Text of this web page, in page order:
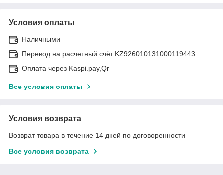
Условия оплаты
Наличными
Перевод на расчетный счёт KZ926010131000119443
Оплата через Kaspi.pay,Qr
Все условия оплаты
Условия возврата
Возврат товара в течение 14 дней по договоренности
Все условия возврата